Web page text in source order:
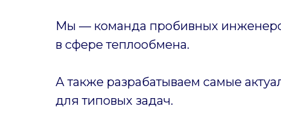
Мы — команда пробивных
в сфере теплообмена.
А также разрабатываем самые
для типовых задач.